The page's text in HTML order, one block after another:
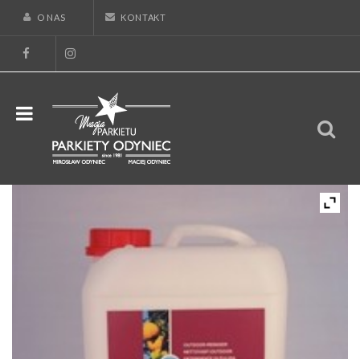
O NAS KONTAKT